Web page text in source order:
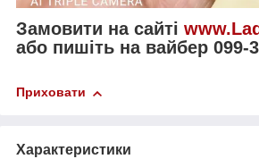
Замовити на сайті
або пишіть на вайбер 099-
Приховати
Характеристики